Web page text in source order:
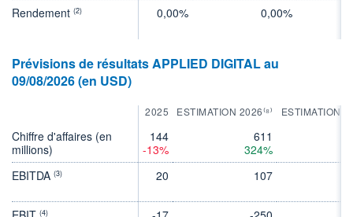
Rendement (2) 0,00% 0,00%
Prévisions de résultats APPLIED DIGITAL au
09/08/2026 (en USD)
2025 ESTIMATION 2026⁽⁸⁾ ESTIMATION
Chiffre d'affaires (en
millions)
144
-13%
611
324%
EBITDA (3) 20 107
(4)